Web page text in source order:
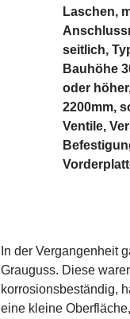
Laschen,
seitlich,
Bauhöhe
oder
2200mm,
Ventile,
In der Vergangenheit
Grauguss. Diese
korrosionsbeständig,
eine kleine